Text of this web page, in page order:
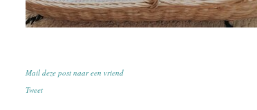
Mail deze post naar een vriend
Tweet